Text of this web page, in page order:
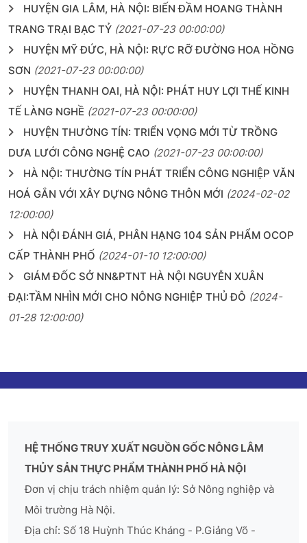
HUYỆN GIA LÂM, HÀ NỘI: BIẾN ĐẦM HOANG THÀNH
TRANG TRẠI BẠC TỶ (2021-07-23 00:00:00)
HUYỆN MỸ ĐỨC, HÀ NỘI: RỰC RỠ ĐƯỜNG HOA HỒNG
SƠN (2021-07-23 00:00:00)
HUYỆN THANH OAI, HÀ NỘI: PHÁT HUY LỢI THẾ KINH
TẾ LÀNG NGHỀ (2021-07-23 00:00:00)
HUYỆN THƯỜNG TÍN: TRIỂN VỌNG MỚI TỪ TRỒNG
DƯA LƯỚI CÔNG NGHỆ CAO (2021-07-23 00:00:00)
HÀ NỘI: THƯỜNG TÍN PHÁT TRIỂN CÔNG NGHIỆP VĂN
HOÁ GẮN VỚI XÂY DỰNG NÔNG THÔN MỚI (2024-02-02
12:00:00)
HÀ NỘI ĐÁNH GIÁ, PHÂN HẠNG 104 SẢN PHẨM OCOP
CẤP THÀNH PHỐ (2024-01-10 12:00:00)
GIÁM ĐỐC SỞ NN&PTNT HÀ NỘI NGUYỄN XUÂN
ĐẠI:TẦM NHÌN MỚI CHO NÔNG NGHIỆP THỦ ĐÔ (2024-
01-28 12:00:00)
HỆ THỐNG TRUY XUẤT NGUỒN GỐC NÔNG LÂM
THỦY SẢN THỰC PHẨM THÀNH PHỐ HÀ NỘI
Đơn vị chịu trách nhiệm quản lý: Sở Nông nghiệp và
Môi trường Hà Nội.
Địa chỉ: Số 18 Huỳnh Thúc Kháng - P.Giảng Võ -